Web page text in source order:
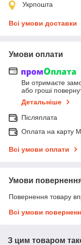
Укрпошта
Всі умови доставки
Умови оплати
Ви отримаєте
або гроші
Детальніше
Післяплата
Оплата на карту
Всі умови оплати
Умови
Повернення товару
Всі умови
З цим товаром